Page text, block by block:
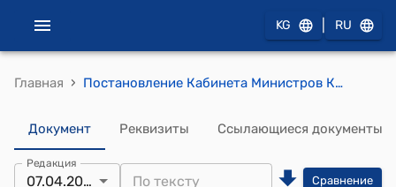
KG RU
Главная › Постановление Кабинета Министров КР от 24 ноября 2023 года № 618 "О внесении изменений в постановление Правительства Кыргызской Республики "Об утверждении Правил подачи возражений, заявлений и их рассмотрения в Апелляционном совете при Государственной службе интеллектуальной собственности и инноваций при Правительстве Кыргызской Республики" от 20 февраля 2019 года № 80"
Документ Реквизиты Ссылающиеся документы
Редакция
07.04.2026 Сравнение